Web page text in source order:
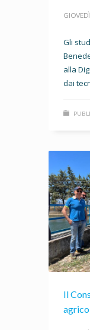
Gli
alla
dai
Il